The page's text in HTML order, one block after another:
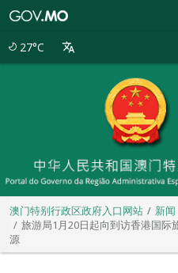
27°C
澳门特别行政区政府入口网站
新闻
旅游局1月20日起向到访香港国际
源